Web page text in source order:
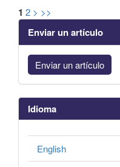
1 2 > >>
Enviar un artículo
Enviar un artículo
Idioma
English